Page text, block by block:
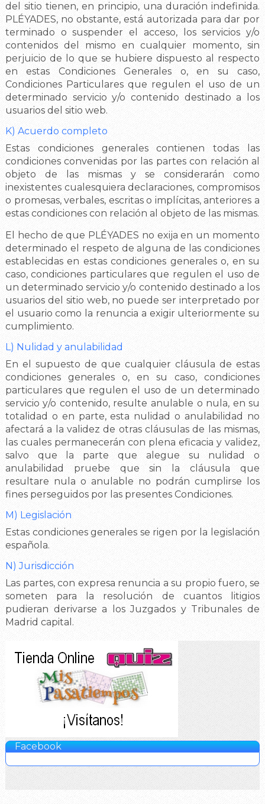
del sitio tienen, en principio, una duración indefinida.
PLÉYADES, no obstante, está autorizada para dar por
terminado o suspender el acceso, los servicios y/o
contenidos del mismo en cualquier momento, sin
perjuicio de lo que se hubiere dispuesto al respecto
en estas Condiciones Generales o, en su caso,
Condiciones Particulares que regulen el uso de un
determinado servicio y/o contenido destinado a los
usuarios del sitio web.
K) Acuerdo completo
Estas condiciones generales contienen todas las
condiciones convenidas por las partes con relación al
objeto de las mismas y se considerarán como
inexistentes cualesquiera declaraciones, compromisos
o promesas, verbales, escritas o implícitas, anteriores a
estas condiciones con relación al objeto de las mismas.
El hecho de que PLÉYADES no exija en un momento
determinado el respeto de alguna de las condiciones
establecidas en estas condiciones generales o, en su
caso, condiciones particulares que regulen el uso de
un determinado servicio y/o contenido destinado a los
usuarios del sitio web, no puede ser interpretado por
el usuario como la renuncia a exigir ulteriormente su
cumplimiento.
L) Nulidad y anulabilidad
En el supuesto de que cualquier cláusula de estas
condiciones generales o, en su caso, condiciones
particulares que regulen el uso de un determinado
servicio y/o contenido, resulte anulable o nula, en su
totalidad o en parte, esta nulidad o anulabilidad no
afectará a la validez de otras cláusulas de las mismas,
las cuales permanecerán con plena eficacia y validez,
salvo que la parte que alegue su nulidad o
anulabilidad pruebe que sin la cláusula que
resultare nula o anulable no podrán cumplirse los
fines perseguidos por las presentes Condiciones.
M) Legislación
Estas condiciones generales se rigen por la legislación
española.
N) Jurisdicción
Las partes, con expresa renuncia a su propio fuero, se
someten para la resolución de cuantos litigios
pudieran derivarse a los Juzgados y Tribunales de
Madrid capital.
Facebook